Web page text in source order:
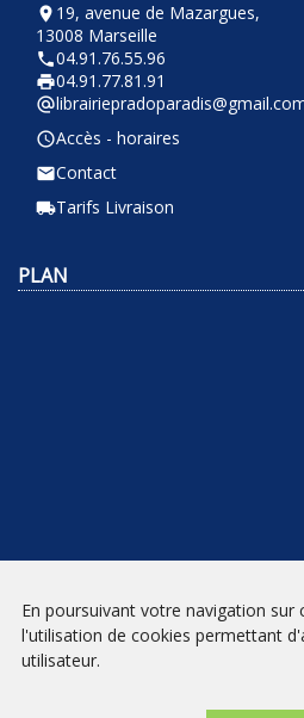
room 19, avenue de Mazargues,
13008 Marseille
phone04.91.76.55.96
local_printshop04.91.77.81.91
alternate_email
query_builderAccès - horaires
emailContact
local_shippingTarifs Livraison
PLAN
NEWSLETTER
En poursuivant votre navigation sur
l'utilisation de cookies permettant
utilisateur.